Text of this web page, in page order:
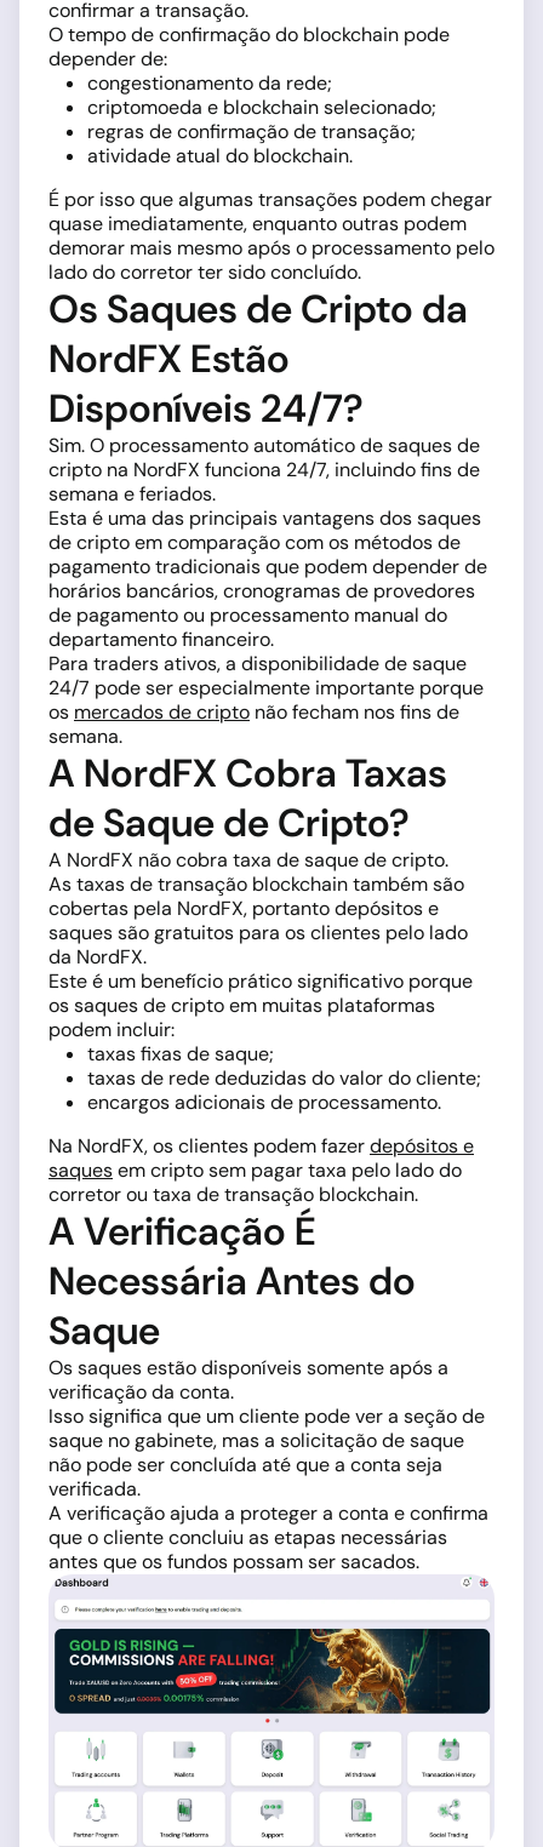
confirmar a transação.
O tempo de confirmação do blockchain pode
depender de:
congestionamento da rede;
criptomoeda e blockchain selecionado;
regras de confirmação de transação;
atividade atual do blockchain.
É por isso que algumas transações podem chegar
quase imediatamente, enquanto outras podem
demorar mais mesmo após o processamento pelo
lado do corretor ter sido concluído.
Os Saques de Cripto da
NordFX Estão
Disponíveis 24/7?
Sim. O processamento automático de saques de
cripto na NordFX funciona 24/7, incluindo fins de
semana e feriados.
Esta é uma das principais vantagens dos saques
de cripto em comparação com os métodos de
pagamento tradicionais que podem depender de
horários bancários, cronogramas de provedores
de pagamento ou processamento manual do
departamento financeiro.
Para traders ativos, a disponibilidade de saque
24/7 pode ser especialmente importante porque
os mercados de cripto não fecham nos fins de
semana.
A NordFX Cobra Taxas
de Saque de Cripto?
A NordFX não cobra taxa de saque de cripto.
As taxas de transação blockchain também são
cobertas pela NordFX, portanto depósitos e
saques são gratuitos para os clientes pelo lado
da NordFX.
Este é um benefício prático significativo porque
os saques de cripto em muitas plataformas
podem incluir:
taxas fixas de saque;
taxas de rede deduzidas do valor do cliente;
encargos adicionais de processamento.
Na NordFX, os clientes podem fazerdepósitos e
saquesem cripto sem pagar taxa pelo lado do
corretor ou taxa de transação blockchain.
A Verificação É
Necessária Antes do
Saque
Os saques estão disponíveis somente após a
verificação da conta.
Isso significa que um cliente pode ver a seção de
saque no gabinete, mas a solicitação de saque
não pode ser concluída até que a conta seja
verificada.
A verificação ajuda a proteger a conta e confirma
que o cliente concluiu as etapas necessárias
antes que os fundos possam ser sacados.